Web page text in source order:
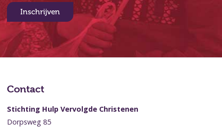
Inschrijven
Contact
Stichting Hulp Vervolgde Christenen
Dorpsweg 85